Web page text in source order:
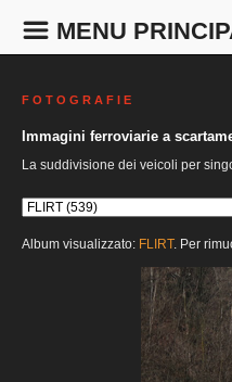
MENU
F O T O G R A F I E
Immagini ferroviarie a
La suddivisione dei veicoli per
Album visualizzato: FLIRT. Per